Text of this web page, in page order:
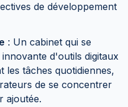
de développement
: Un cabinet qui se
d'outils digitaux
les tâches quotidiennes,
de se concentrer
ajoutée.